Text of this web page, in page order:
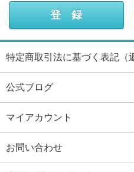
特定商取引法に基づく表記（
公式ブログ
マイアカウント
お問い合わせ